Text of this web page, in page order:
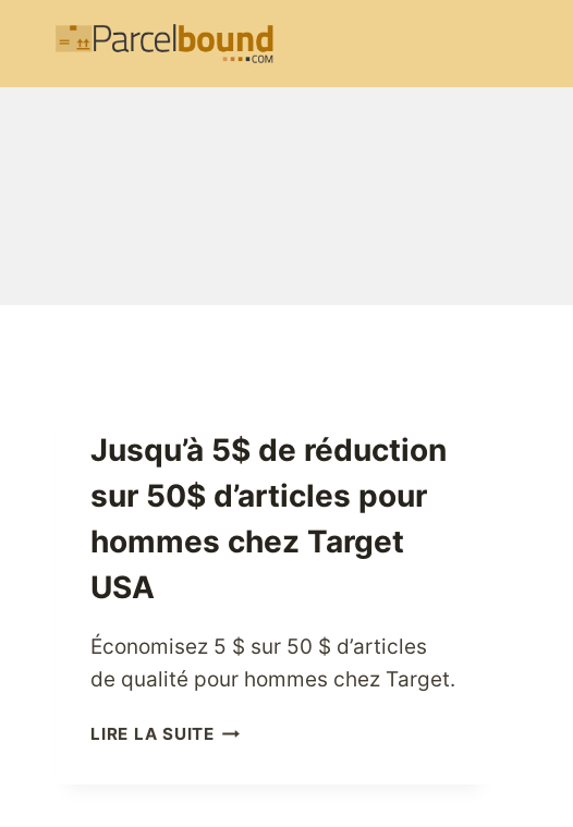
Jusqu’à 5$ de réduction
sur 50$ d’articles pour
hommes chez Target
USA
Économisez 5 $ sur 50 $ d’articles
de qualité pour hommes chez Target.
LIRE LA SUITEJUSQU’À